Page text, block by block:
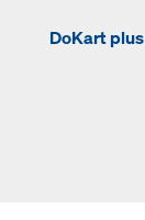
DoKart plus